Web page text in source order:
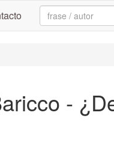
Search:
-